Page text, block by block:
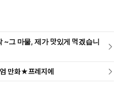
~그 마물, 제가 맛있게 먹겠습니
만화★프레지에